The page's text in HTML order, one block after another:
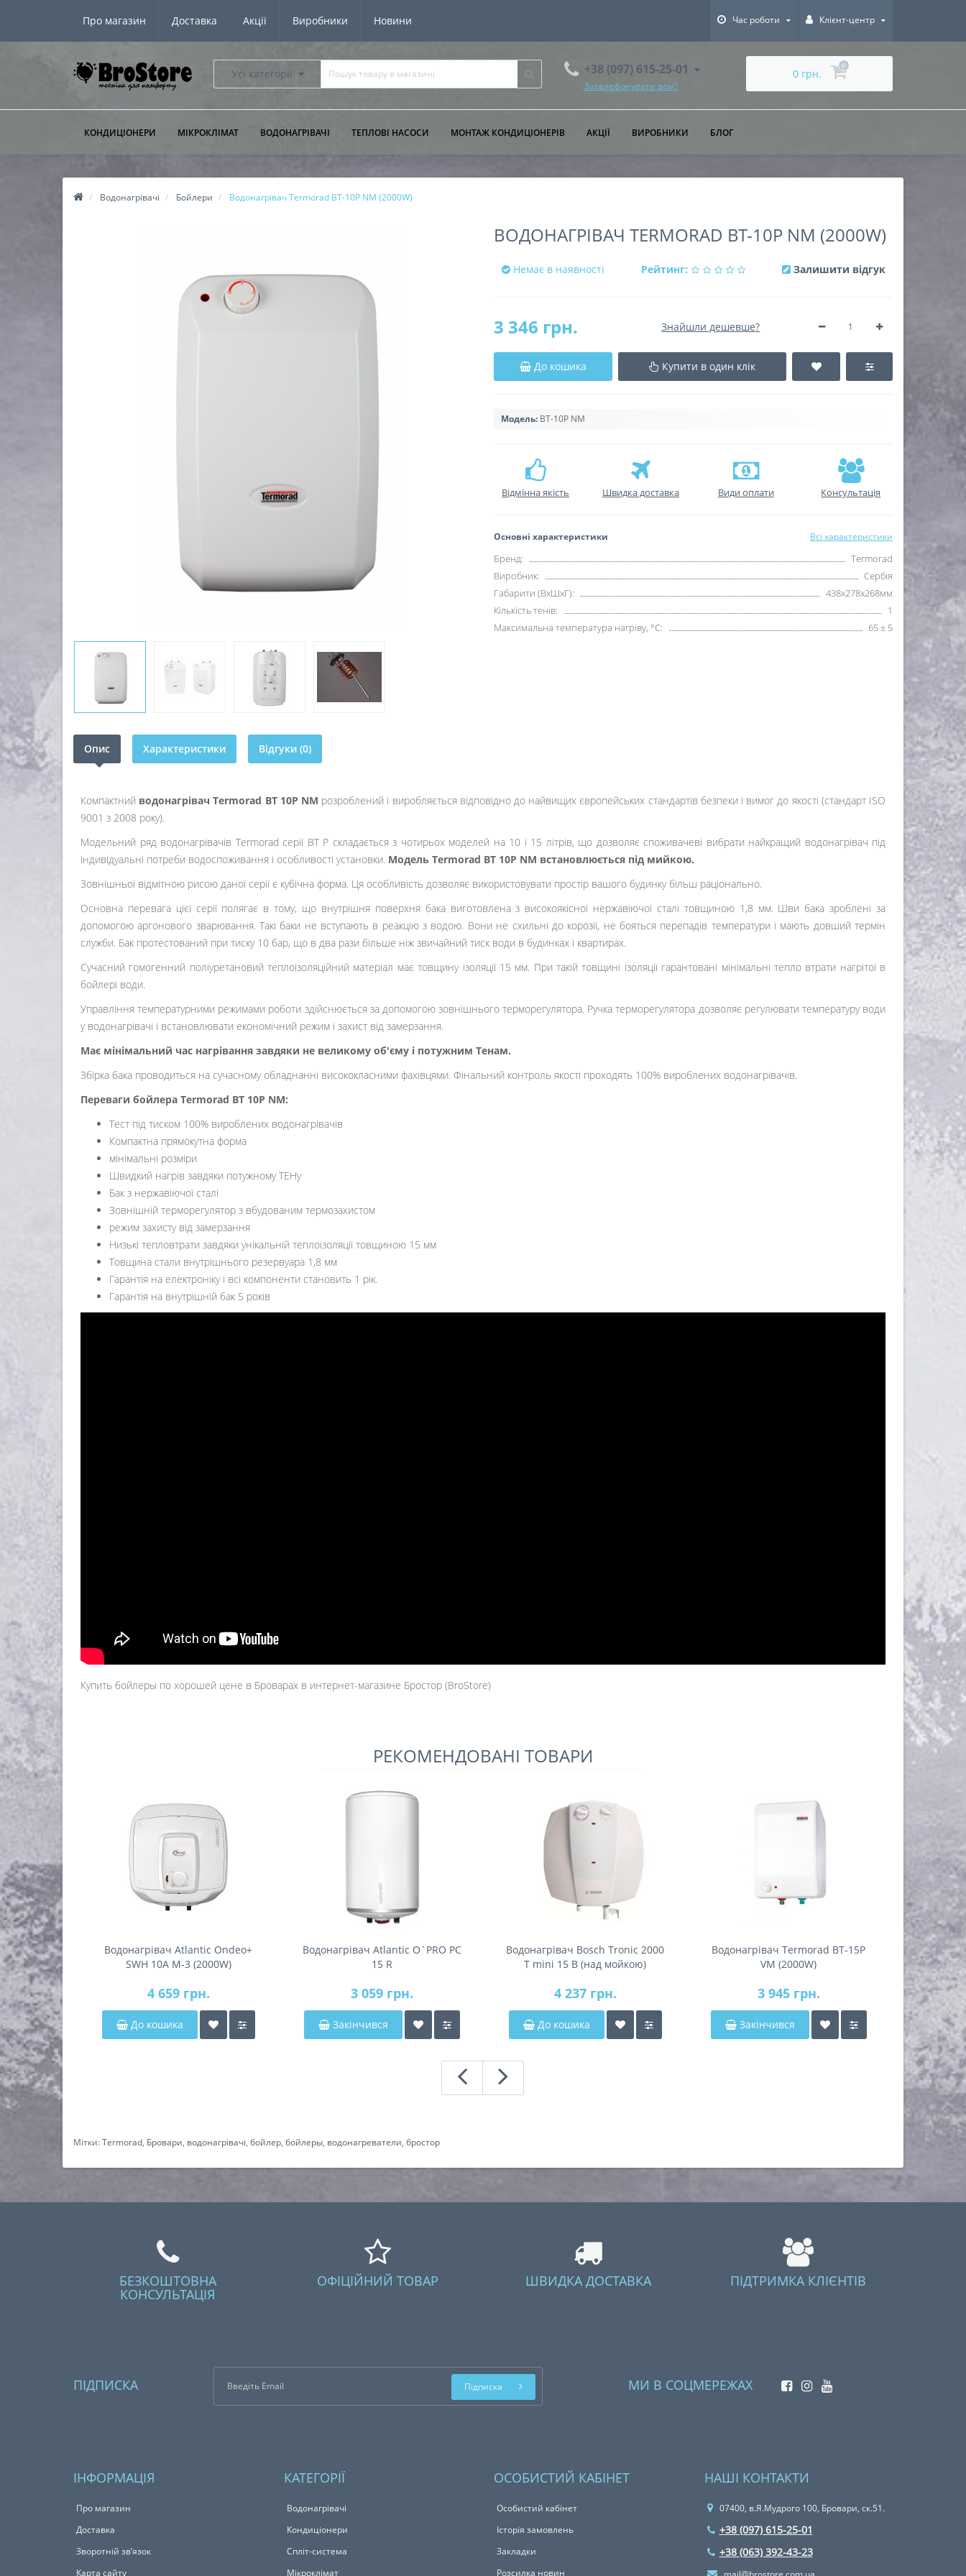
Про магазин Доставка Акції Виробники Новини Час роботи Клієнт-центр
Усі категорії +38 (097) 615-25-01
Зателефонувати вам?
0 грн.
0
КОНДИЦІОНЕРИ МІКРОКЛІМАТ ВОДОНАГРІВАЧІ ТЕПЛОВІ НАСОСИ МОНТАЖ КОНДИЦІОНЕРІВ АКЦІЇ ВИРОБНИКИ БЛОГ
Водонагрівачі Бойлери Водонагрівач Termorad BT-10P NM (2000W)
ВОДОНАГРІВАЧ TERMORAD BT-10P NM (2000W)
Немає в наявності Рейтинг: Залишити відгук
3 346 грн. Знайшли дешевше?
До кошика Купити в один клік
Модель: BT-10P NM
Відмінна якість Швидка доставка Види оплати Консультація
Основні характеристики Всі характеристики
Бренд:
Termorad
Виробник:
Сербія
Габарити (ВхШхГ):
438x278x268мм
Кількість тенів:
1
Максимальна температура нагріву, °С:
65 ± 5
Опис Характеристики Відгуки (0)
Компактний водонагрівач Termorad BT 10P NM розроблений і виробляється відповідно до найвищих європейських стандартів безпеки і вимог до якості (стандарт ISO
9001 з 2008 року).
Модельний ряд водонагрівачів Termorad серії BT P складається з чотирьох моделей на 10 і 15 літрів, що дозволяє споживачеві вибрати найкращий водонагрівач під
індивідуальні потреби водоспоживання і особливості установки. Модель Termorad BT 10P NM встановлюється під мийкою.
Зовнішньої відмітною рисою даної серії є кубічна форма. Ця особливість дозволяє використовувати простір вашого будинку більш раціонально.
Основна перевага цієї серії полягає в тому, що внутрішня поверхня бака виготовлена ​​з високоякісної нержавіючої сталі товщиною 1,8 мм. Шви бака зроблені за
допомогою аргонового зварювання. Такі баки не вступають в реакцію з водою. Вони не схильні до корозії, не бояться перепадів температури і мають довший термін
служби. Бак протестований при тиску 10 бар, що в два рази більше ніж звичайний тиск води в будинках і квартирах.
Сучасний гомогенний поліуретановий теплоізоляційний матеріал має товщину ізоляції 15 мм. При такій товщині ізоляції гарантовані мінімальні тепло втрати нагрітої в
бойлері води.
Управління температурними режимами роботи здійснюється за допомогою зовнішнього терморегулятора. Ручка терморегулятора дозволяє регулювати температуру води
у водонагрівачі і встановлювати економічний режим і захист від замерзання.
Має мінімальний час нагрівання завдяки не великому об'єму і потужним Тенам.
Збірка бака проводиться на сучасному обладнанні висококласними фахівцями. Фінальний контроль якості проходять 100% вироблених водонагрівачів.
Переваги бойлера Termorad BT 10P NM:
Тест під тиском 100% вироблених водонагрівачів
Компактна прямокутна форма
мінімальні розміри
Швидкий нагрів завдяки потужному ТЕНу
Бак з нержавіючої сталі
Зовнішній терморегулятор з вбудованим термозахистом
режим захисту від замерзання
Низькі тепловтрати завдяки унікальній теплоізоляції товщиною 15 мм
Товщина стали внутрішнього резервуара 1,8 мм
Гарантія на електроніку і всі компоненти становить 1 рік.
Гарантія на внутрішній бак 5 років
Купить бойлеры по хорошей цене в Броварах в интернет-магазине Бростор (BroStore)
РЕКОМЕНДОВАНІ ТОВАРИ
Водонагрівач Atlantic Ondeo+
SWH 10A M-3 (2000W)
4 659 грн.
До кошика
Водонагрівач Atlantic O`PRO PC
15 R
3 059 грн.
Закінчився
Водонагрівач Bosch Tronic 2000
T mini 15 B (над мойкою)
4 237 грн.
До кошика
Водонагрівач Termorad BT-15P
VM (2000W)
3 945 грн.
Закінчився
Мітки:Termorad, Бровари, водонагрівачі, бойлер, бойлеры, водонагреватели, бростор
БЕЗКОШТОВНА
КОНСУЛЬТАЦІЯ
ОФІЦІЙНИЙ ТОВАР ШВИДКА ДОСТАВКА ПІДТРИМКА КЛІЄНТІВ
ПІДПИСКА Підписка МИ В СОЦМЕРЕЖАХ
ІНФОРМАЦІЯ
Про магазин
Доставка
Зворотній зв’язок
Карта сайту
КАТЕГОРІЇ
Водонагрівачі
Кондиціонери
Спліт-система
Мікроклімат
ОСОБИСТИЙ КАБІНЕТ
Особистий кабінет
Історія замовлень
Закладки
Розсилка новин
НАШІ КОНТАКТИ
07400, в.Я.Мудрого 100, Бровари, ск.51.
+38 (097) 615-25-01
+38 (063) 392-43-23